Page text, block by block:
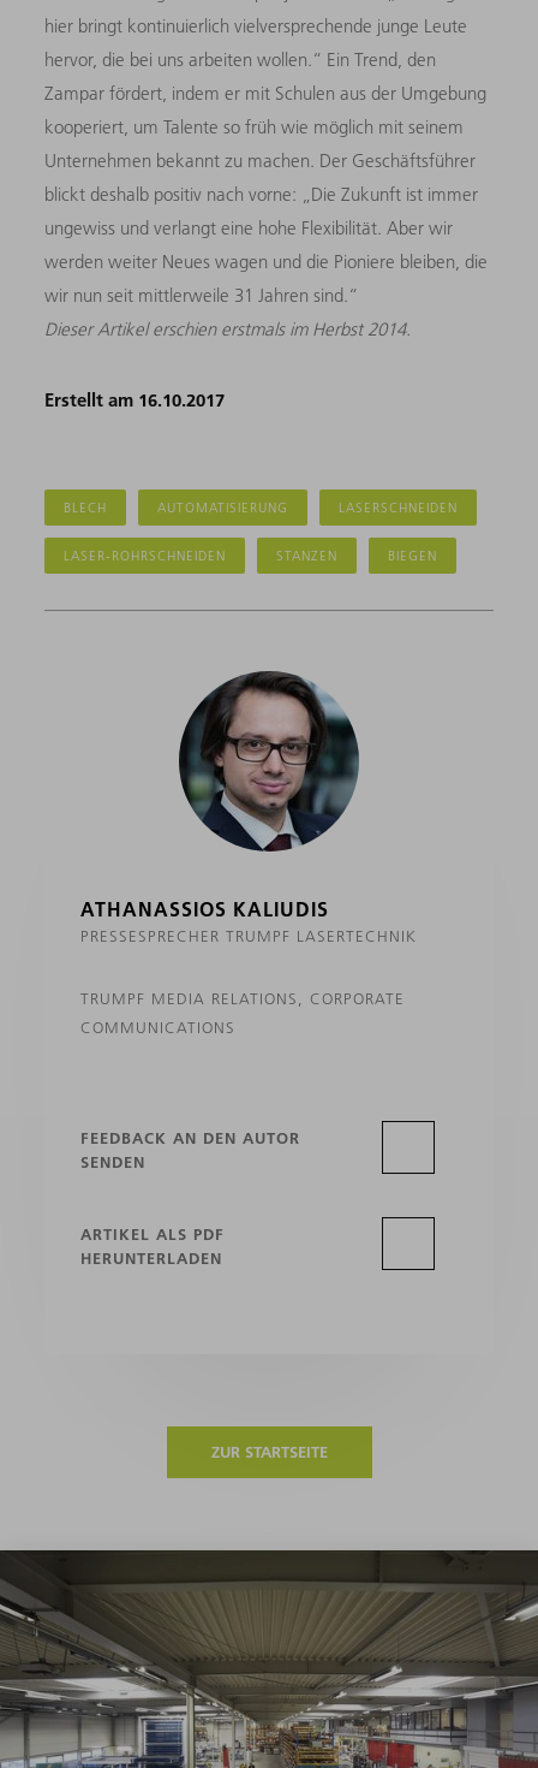
hier bringt kontinuierlich vielversprechende junge Leute
hervor, die bei uns arbeiten wollen.“ Ein Trend, den
Zampar fördert, indem er mit Schulen aus der Umgebung
kooperiert, um Talente so früh wie möglich mit seinem
Unternehmen bekannt zu machen. Der Geschäftsführer
blickt deshalb positiv nach vorne: „Die Zukunft ist immer
ungewiss und verlangt eine hohe Flexibilität. Aber wir
werden weiter Neues wagen und die Pioniere bleiben, die
wir nun seit mittlerweile 31 Jahren sind.“
Dieser Artikel erschien erstmals im Herbst 2014.
Erstellt am 16.10.2017
BLECH AUTOMATISIERUNG LASERSCHNEIDEN
LASER-ROHRSCHNEIDEN STANZEN BIEGEN
ATHANASSIOS KALIUDIS
PRESSESPRECHER TRUMPF LASERTECHNIK
TRUMPF MEDIA RELATIONS, CORPORATE
COMMUNICATIONS
FEEDBACK AN DEN AUTOR
SENDEN
ARTIKEL ALS PDF
HERUNTERLADEN
ZUR STARTSEITE